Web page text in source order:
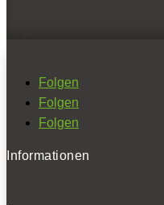
Folgen
Folgen
Folgen
Informationen